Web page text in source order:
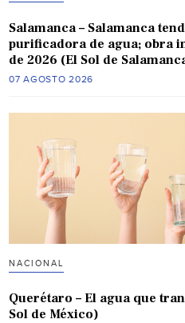
Salamanca – Salamanca
purificadora de agua; obra
de 2026 (El Sol de
07 AGOSTO 2026
NACIONAL
Querétaro – El agua que
Sol de México)